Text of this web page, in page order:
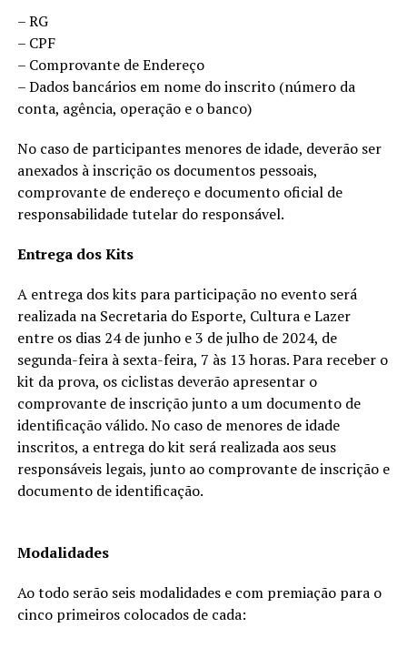
– RG
– CPF
– Comprovante de Endereço
– Dados bancários em nome do inscrito (número da
conta, agência, operação e o banco)
No caso de participantes menores de idade, deverão ser
anexados à inscrição os documentos pessoais,
comprovante de endereço e documento oficial de
responsabilidade tutelar do responsável.
Entrega dos Kits
A entrega dos kits para participação no evento será
realizada na Secretaria do Esporte, Cultura e Lazer
entre os dias 24 de junho e 3 de julho de 2024, de
segunda-feira à sexta-feira, 7 às 13 horas. Para receber o
kit da prova, os ciclistas deverão apresentar o
comprovante de inscrição junto a um documento de
identificação válido. No caso de menores de idade
inscritos, a entrega do kit será realizada aos seus
responsáveis legais, junto ao comprovante de inscrição e
documento de identificação.
Modalidades
Ao todo serão seis modalidades e com premiação para o
cinco primeiros colocados de cada: